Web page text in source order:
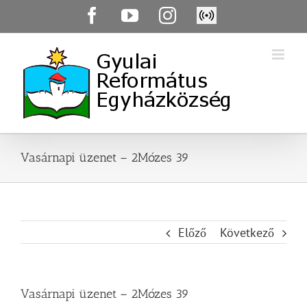
FacebookYouTubeInstagram
Élő
közvetítés
Vasárnapi üzenet – 2Mózes 39
Előző Következő
Vasárnapi üzenet – 2Mózes 39